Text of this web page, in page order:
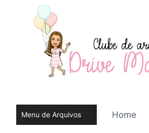
Menu de Arquivos Home